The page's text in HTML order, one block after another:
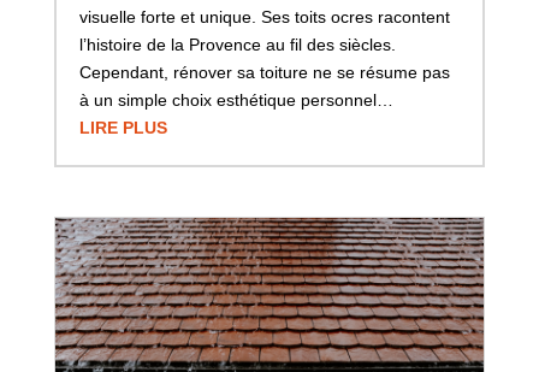
visuelle forte et unique. Ses toits ocres racontent
l’histoire de la Provence au fil des siècles.
Cependant, rénover sa toiture ne se résume pas
à un simple choix esthétique personnel…
LIRE PLUS